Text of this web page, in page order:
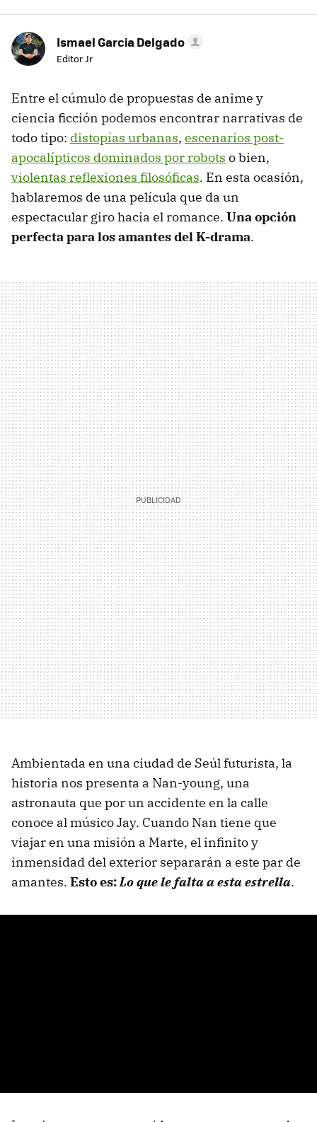
Ismael Garcia Delgado
Editor Jr
Entre el cúmulo de propuestas de anime y
ciencia ficción podemos encontrar narrativas de
todo tipo: distopías urbanas, escenarios post-
apocalípticos dominados por robots o bien,
violentas reflexiones filosóficas. En esta ocasión,
hablaremos de una película que da un
espectacular giro hacia el romance. Una opción
perfecta para los amantes del K-drama.
Ambientada en una ciudad de Seúl futurista, la
historia nos presenta a Nan-young, una
astronauta que por un accidente en la calle
conoce al músico Jay. Cuando Nan tiene que
viajar en una misión a Marte, el infinito y
inmensidad del exterior separarán a este par de
amantes. Esto es:Lo que le falta a esta estrella.